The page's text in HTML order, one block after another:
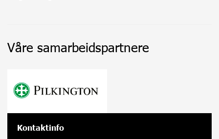
Våre samarbeidspartnere
Kontaktinfo